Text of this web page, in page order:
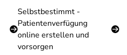
Selbstbestimmt -
Patientenverfügung
online erstellen und
vorsorgen